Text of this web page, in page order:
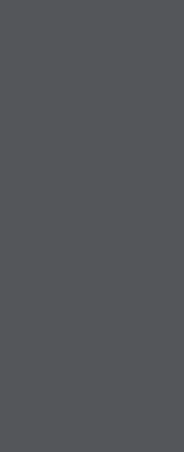
Website